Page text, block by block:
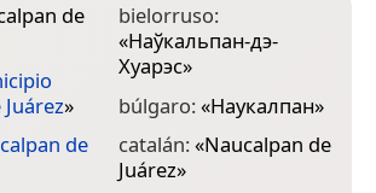
de
»
de
bielorruso:
«Наўкальпан-дэ-
Хуарэс»
búlgaro:«Наукалпан»
catalán:«Naucalpan de
Juárez»